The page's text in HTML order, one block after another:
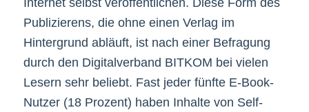
Internet selbst veröffentlichen. Diese Form des
Publizierens, die ohne einen Verlag im
Hintergrund abläuft, ist nach einer Befragung
durch den Digitalverband BITKOM bei vielen
Lesern sehr beliebt. Fast jeder fünfte E-Book-
Nutzer (18 Prozent) haben Inhalte von Self-